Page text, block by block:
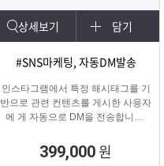
상세보기 담기
#SNS마케팅, 자동DM발송
인스타그램에서 특정 해시태그를 기
반으로 관련 컨텐츠를 게시한 사용자
에 게 자동으로 DM을 전송합니다.
수 등 특정 타겟의 인스타그래머에게
DM을 발송하여 관심을 끌 수 있습니
399,000 원